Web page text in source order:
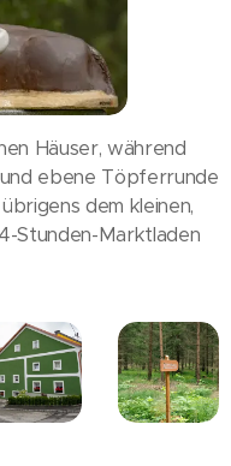
Häuser, während
ebene Töpferrunde
dem kleinen,
Stunden-Marktladen